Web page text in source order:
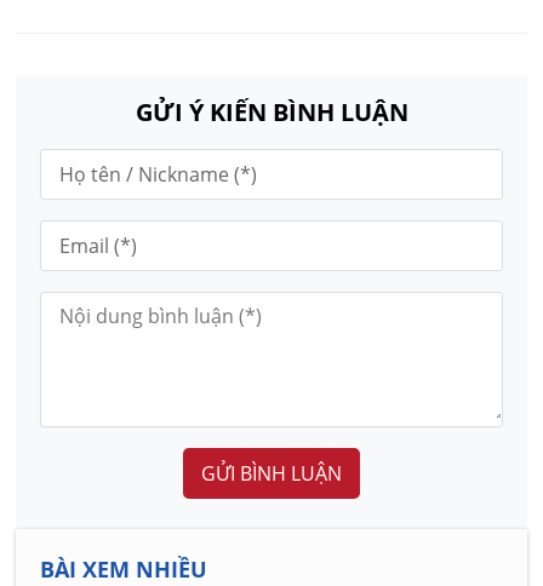
GỬI Ý KIẾN BÌNH LUẬN
GỬI BÌNH LUẬN
BÀI XEM NHIỀU